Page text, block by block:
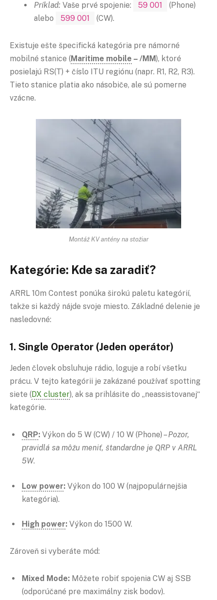
Príklad: Vaše prvé spojenie: 59 001
(Phone)
alebo
599 001 (CW).
Existuje ešte špecifická kategória pre námorné
mobilné stanice (Maritime mobile – /MM), ktoré
posielajú RS(T) + číslo ITU regiónu (napr. R1, R2, R3).
Tieto stanice platia ako násobiče, ale sú pomerne
vzácne.
Montáž KV antény na stožiar
Kategórie: Kde sa zaradiť?
ARRL 10m Contest ponúka širokú paletu kategórií,
takže si každý nájde svoje miesto. Základné delenie je
nasledovné:
1. Single Operator (Jeden operátor)
Jeden človek obsluhuje rádio, loguje a robí všetku
prácu. V tejto kategórii je zakázané používať spotting
siete (DX cluster), ak sa prihlásite do „neassistovanej“
kategórie.
QRP: Výkon do 5 W (CW) / 10 W (Phone) –Pozor,
pravidlá sa môžu meniť, štandardne je QRP v ARRL
5W.
Low power: Výkon do 100 W (najpopulárnejšia
kategória).
High power: Výkon do 1500 W.
Zároveň si vyberáte mód:
Mixed Mode: Môžete robiť spojenia CW aj SSB
(odporúčané pre maximálny zisk bodov).